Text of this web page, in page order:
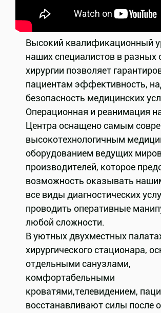
Высокий квалификационный
наших специалистов в разных
хирургии позволяет
пациентам эффективность,
безопасность медицинских
Операционная и реанимация
Центра оснащено самым
высокотехнологичным
оборудованием ведущих
производителей, которое
возможность оказывать
все виды диагностических
проводить оперативные
любой сложности.
В уютных двухместных
хирургического стационара,
отдельными санузлами,
комфортабельными
кроватями,телевидением,
восстанавливают силы после